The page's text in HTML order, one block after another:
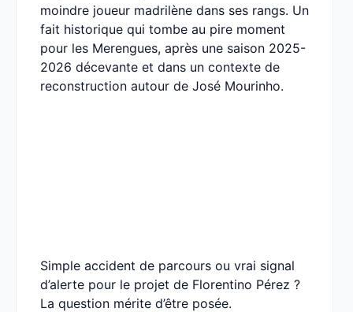
moindre joueur madrilène dans ses rangs. Un
fait historique qui tombe au pire moment
pour les Merengues, après une saison 2025-
2026 décevante et dans un contexte de
reconstruction autour de José Mourinho.
Simple accident de parcours ou vrai signal
d’alerte pour le projet de Florentino Pérez ?
La question mérite d’être posée.